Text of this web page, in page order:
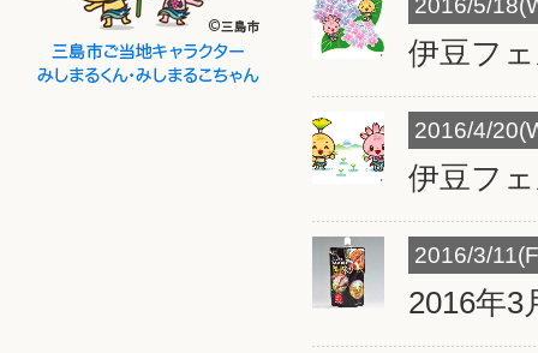
2016/5/
伊豆フ
2016/4/
伊豆フ
2016/3/
2016年